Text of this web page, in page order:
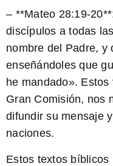
– **Mateo 28:19-
discípulos a todas
nombre del Padre, y
enseñándoles que
he mandado».
Gran Comisión, nos
difundir su mensaje
naciones.
Estos textos